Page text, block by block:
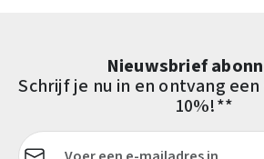
Nieuwsbrief
Schrijf je nu in en ontvang
10%!**
E-mailadres*